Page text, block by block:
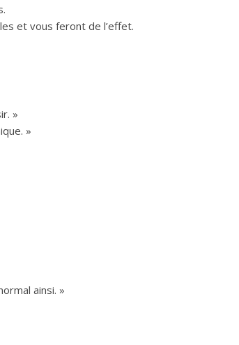
et vous feront de l’effet.
»
»
ainsi. »